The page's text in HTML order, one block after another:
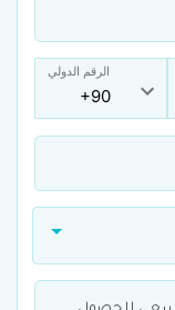
الرقم الدولي